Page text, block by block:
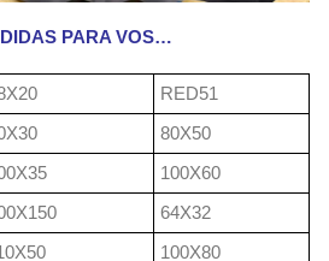
PARA VOS…
RED51
80X50
100X60
64X32
100X80